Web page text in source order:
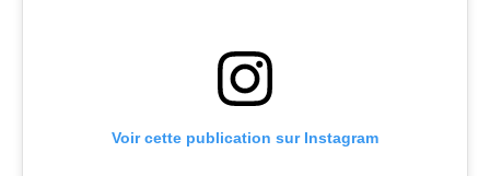
Voir cette publication sur Instagram